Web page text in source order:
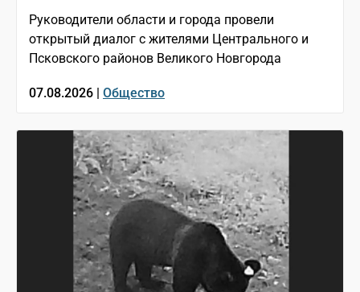
Руководители области и города провели
открытый диалог с жителями Центрального и
Псковского районов Великого Новгорода
07.08.2026 | Общество